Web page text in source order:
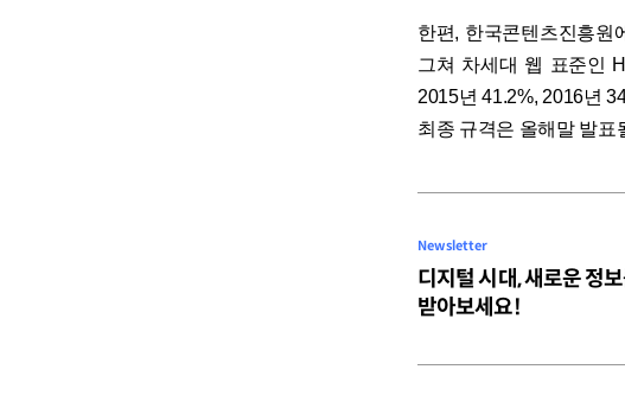
한편, 한국콘텐츠진흥원
그쳐 차세대 웹 표준인
2015년 41.2%, 2016년
최종 규격은 올해말 발표
Newsletter
디지털 시대, 새로운 정
받아보세요!